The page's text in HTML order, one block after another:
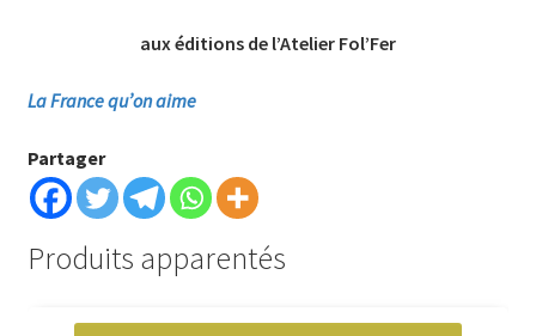
aux éditions de l’Atelier Fol’Fer
La France qu’on aime
Partager
Produits apparentés